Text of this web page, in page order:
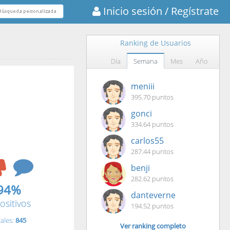
Inicio sesión / Regístrate
845
Ranking de Usuarios
Día Semana Mes Año
meniii
395.70 puntos
gonci
334.64 puntos
carlos55
287.44 puntos
benji
282.62 puntos
danteverne
194.52 puntos
Ver ranking completo